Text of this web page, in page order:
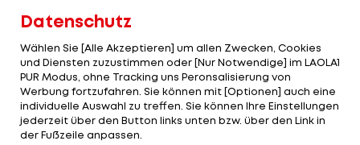
allerdings nicht in der Kurve, wo er stürzte.
"Ich war zufrieden, wo ich lag. Ich war
zuversichtlich, dass ich gegen Dani genug Pace
habe. Ich war in vielen Bereichen schneller und
habe das ganze Rennen nie voll gepusht. Ich
fühlte mich sehr wohl, wo ich war und war
Datenschutz
Wählen Sie [Alle Akzeptieren] um allen Zwecken, Cookies
und Diensten zuzustimmen oder [Nur Notwendige] im LAOLA1
PUR Modus, ohne Tracking uns Peronsalisierung von
Werbung fortzufahren. Sie können mit [Optionen] auch eine
individuelle Auswahl zu treffen. Sie können Ihre Einstellungen
jederzeit über den Button links unten bzw. über den Link in
der Fußzeile anpassen.